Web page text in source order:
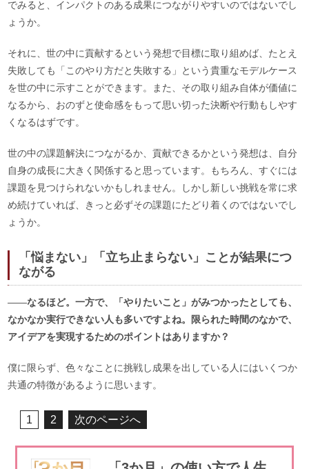
でみると、インパクトのある成果につながりやすいのではないでし
ょうか。
それに、世の中に貢献するという発想で目標に取り組めば、たとえ
失敗しても「このやり方だと失敗する」という貴重なモデルケース
を世の中に示すことができます。また、その取り組み自体が価値に
なるから、おのずと使命感をもって思い切った決断や行動もしやす
くなるはずです。
世の中の課題解決につながるか、貢献できるかという発想は、自分
自身の成長に大きく関係すると思っています。もちろん、すぐには
課題を見つけられないかもしれません。しかし新しい挑戦を常に求
め続けていれば、きっと必ずその課題にたどり着くのではないでし
ょうか。
「悩まない」「立ち止まらない」ことが結果につ
ながる
――なるほど。一方で、「やりたいこと」がみつかったとしても、
なかなか実行できない人も多いですよね。限られた時間のなかで、
アイデアを実現するためのポイントはありますか？
僕に限らず、色々なことに挑戦し成果を出している人にはいくつか
共通の特徴があるように思います。
1 2 次のページへ